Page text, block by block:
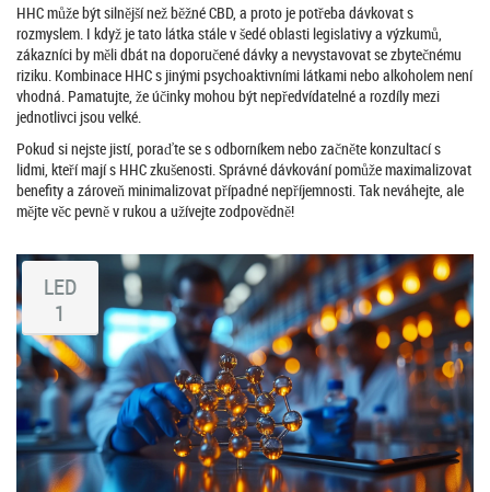
HHC může být silnější než běžné CBD, a proto je potřeba dávkovat s
rozmyslem. I když je tato látka stále v šedé oblasti legislativy a výzkumů,
zákazníci by měli dbát na doporučené dávky a nevystavovat se zbytečnému
riziku. Kombinace HHC s jinými psychoaktivními látkami nebo alkoholem není
vhodná. Pamatujte, že účinky mohou být nepředvídatelné a rozdíly mezi
jednotlivci jsou velké.
Pokud si nejste jistí, poraďte se s odborníkem nebo začněte konzultací s
lidmi, kteří mají s HHC zkušenosti. Správné dávkování pomůže maximalizovat
benefity a zároveň minimalizovat případné nepříjemnosti. Tak neváhejte, ale
mějte věc pevně v rukou a užívejte zodpovědně!
LED
1